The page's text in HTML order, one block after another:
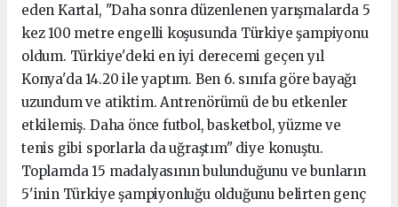
eden Kartal, "Daha sonra düzenlenen yarışmalarda 5
kez 100 metre engelli koşusunda Türkiye şampiyonu
oldum. Türkiye'deki en iyi derecemi geçen yıl
Konya'da 14.20 ile yaptım. Ben 6. sınıfa göre bayağı
uzundum ve atiktim. Antrenörümü de bu etkenler
etkilemiş. Daha önce futbol, basketbol, yüzme ve
tenis gibi sporlarla da uğraştım" diye konuştu.
Toplamda 15 madalyasının bulunduğunu ve bunların
5'inin Türkiye şampiyonluğu olduğunu belirten genç